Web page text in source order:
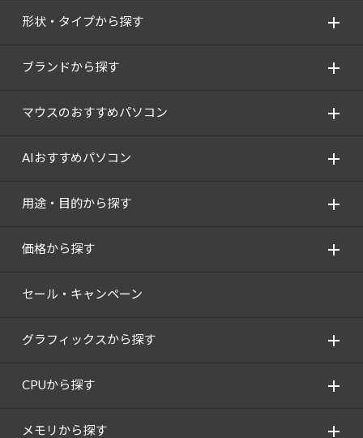
形状・タイプから探す
ブランドから探す
マウスのおすすめパソコン
AIおすすめパソコン
用途・目的から探す
価格から探す
セール・キャンペーン
グラフィックスから探す
CPUから探す
メモリから探す